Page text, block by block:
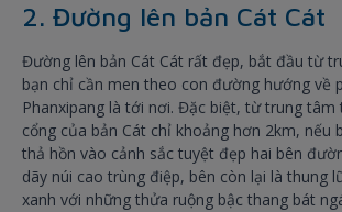
2. Đường lên bản Cát Cát
Đường lên bản Cát Cát rất đẹp, bắt đầu từ
bạn chỉ cần men theo con đường hướng về
Phanxipang là tới nơi. Đặc biệt, từ trung tâm
cổng của bản Cát chỉ khoảng hơn 2km, nếu
thả hồn vào cảnh sắc tuyệt đẹp hai bên
dãy núi cao trùng điệp, bên còn lại là thung
xanh với những thửa ruộng bậc thang bát